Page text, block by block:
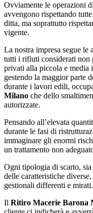
Ovviamente le operazioni di
avvengono rispettando
ditta, ma soprattutto
vigente.
La nostra impresa segue le
tutti i rifiuti considerati non
privati alla piccola e media
gestendo la maggior parte
durante i lavori edili,
Milano che dello
autorizzate.
Pensando all’elevata
durante le fasi di
immaginare gli enormi
un trattamento non
Ogni tipologia di scarto,
delle caratteristiche
gestionali differenti e mirati.
Il Ritiro Macerie Barona